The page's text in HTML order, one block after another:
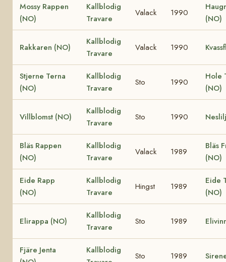
Mossy Rappen
(NO)
Kallblodig
Travare
Valack 1990
(NO)
Rakkaren (NO)
Kallblodig
Travare
Valack 1990
Stjerne Terna
(NO)
Kallblodig
Travare
Sto 1990
Hole
(NO)
Villblomst (NO)
Kallblodig
Travare
Sto 1990
Bläs Rappen
(NO)
Kallblodig
Travare
Valack 1989
Bläs
(NO)
Eide Rapp
(NO)
Kallblodig
Travare
Hingst 1989
Eide
(NO)
Elirappa (NO)
Kallblodig
Travare
Sto 1989
Fjäre Jenta
Kallblodig
Sto 1989